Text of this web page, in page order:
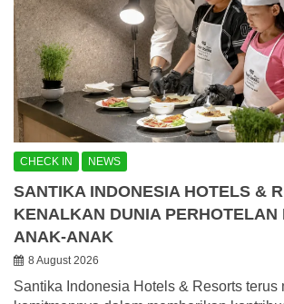
CHECK IN NEWS
SANTIKA INDONESIA HOTELS &
KENALKAN DUNIA PERHOTELAN
ANAK-ANAK
8 August 2026
Santika Indonesia Hotels & Resorts terus